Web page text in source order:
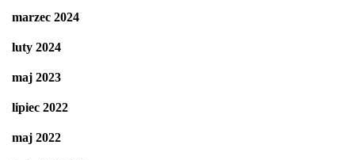
marzec 2024
luty 2024
maj 2023
lipiec 2022
maj 2022